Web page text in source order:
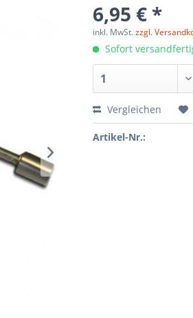
6,95 € *
inkl. MwSt.zzgl.
Sofort
Vergleichen
Artikel-Nr.: